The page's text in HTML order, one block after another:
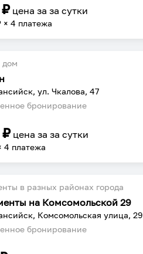
₽ цена заза сутки
× 4 платежа
дом
ул. Чкалова, 47
бронирование
₽ цена заза сутки
4 платежа
в разных районах города
на Комсомольской 29
Комсомольская улица, 29
бронирование